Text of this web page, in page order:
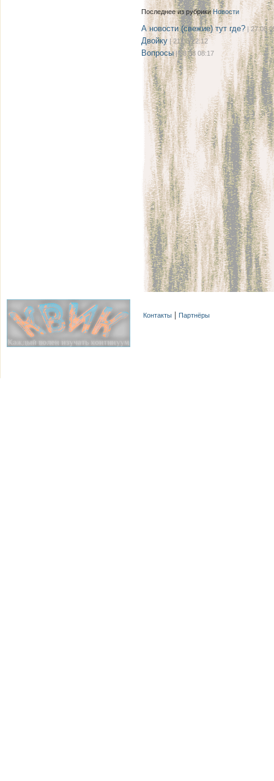
Последнее из рубрикиНовости
А новости (свежие) тут где?| 27.08
Двойку | 21.08 22:12
Вопросы | 08.08 08:17
Контакты Партнёры